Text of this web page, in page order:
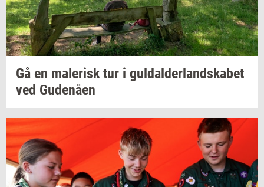
Gå en ma­le­risktur i gul­dal­der­land­ska­bet
ved Gu­denå­en